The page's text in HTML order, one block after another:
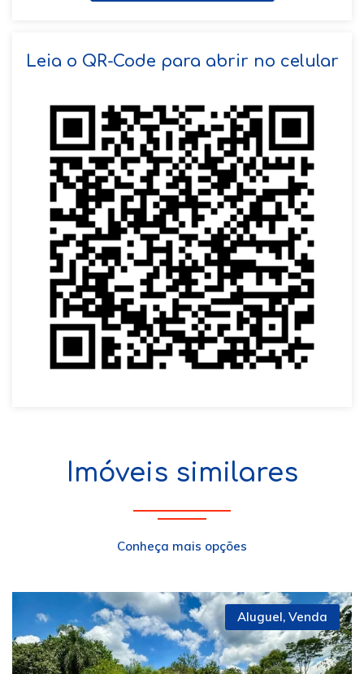
Leia o QR-Code para abrir no celular
Imóveis similares
Conheça mais opções
Aluguel, Venda